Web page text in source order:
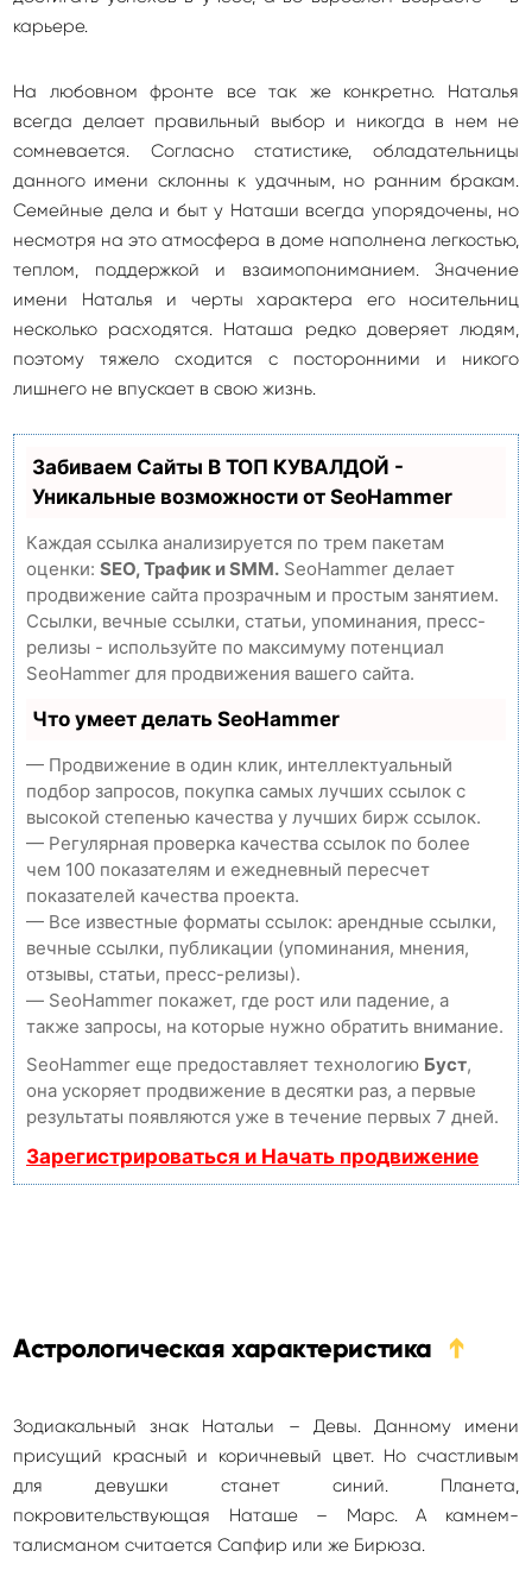
карьере.
На любовном фронте все так же конкретно. Наталья
всегда делает правильный выбор и никогда в нем не
сомневается. Согласно статистике, обладательницы
данного имени склонны к удачным, но ранним бракам.
Семейные дела и быт у Наташи всегда упорядочены, но
несмотря на это атмосфера в доме наполнена легкостью,
теплом, поддержкой и взаимопониманием. Значение
имени Наталья и черты характера его носительниц
несколько расходятся. Наташа редко доверяет людям,
поэтому тяжело сходится с посторонними и никого
лишнего не впускает в свою жизнь.
Забиваем Сайты В ТОП КУВАЛДОЙ -
Уникальные возможности от SeoHammer
Каждая ссылка анализируется по трем пакетам
оценки: SEO, Трафик и SMM. SeoHammer делает
продвижение сайта прозрачным и простым занятием.
Ссылки, вечные ссылки, статьи, упоминания, пресс-
релизы - используйте по максимуму потенциал
SeoHammer для продвижения вашего сайта.
Что умеет делать SeoHammer
— Продвижение в один клик, интеллектуальный
подбор запросов, покупка самых лучших ссылок с
высокой степенью качества у лучших бирж ссылок.
— Регулярная проверка качества ссылок по более
чем 100 показателям и ежедневный пересчет
показателей качества проекта.
— Все известные форматы ссылок: арендные ссылки,
вечные ссылки, публикации (упоминания, мнения,
отзывы, статьи, пресс-релизы).
— SeoHammer покажет, где рост или падение, а
также запросы, на которые нужно обратить внимание.
SeoHammer еще предоставляет технологию Буст,
она ускоряет продвижение в десятки раз, а первые
результаты появляются уже в течение первых 7 дней.
Зарегистрироваться и Начать продвижение
Астрологическая характеристика ➔
Зодиакальный знак Натальи – Девы. Данному имени
присущий красный и коричневый цвет. Но счастливым
для девушки станет синий. Планета,
покровительствующая Наташе – Марс. А камнем-
талисманом считается Сапфир или же Бирюза.